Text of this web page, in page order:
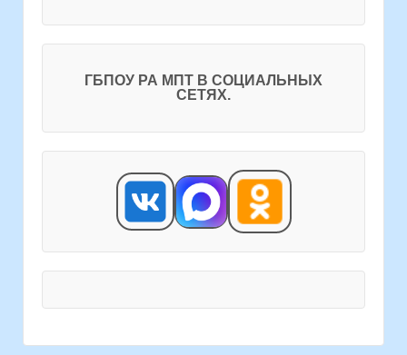
ГБПОУ РА МПТ В СОЦИАЛЬНЫХ
СЕТЯХ.